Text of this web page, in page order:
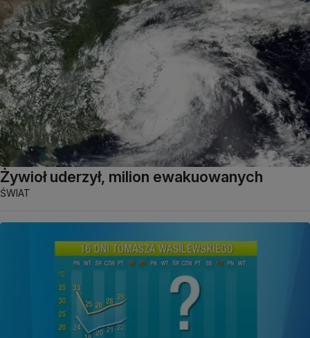
Żywioł uderzył, milion ewakuowanych
ŚWIAT